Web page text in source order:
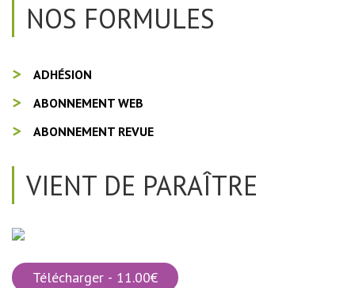
NOS FORMULES
ADHÉSION
ABONNEMENT WEB
ABONNEMENT REVUE
VIENT DE PARAÎTRE
Télécharger - 11.00€